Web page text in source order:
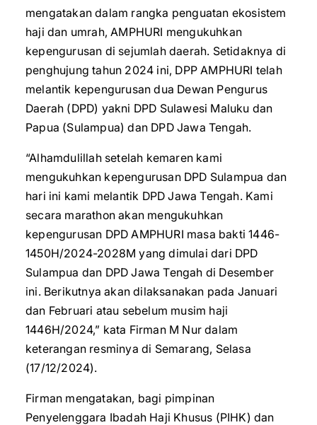
mengatakan dalam rangka penguatan ekosistem
haji dan umrah, AMPHURI mengukuhkan
kepengurusan di sejumlah daerah. Setidaknya di
penghujung tahun 2024 ini, DPP AMPHURI telah
melantik kepengurusan dua Dewan Pengurus
Daerah (DPD) yakni DPD Sulawesi Maluku dan
Papua (Sulampua) dan DPD Jawa Tengah.
“Alhamdulillah setelah kemaren kami
mengukuhkan kepengurusan DPD Sulampua dan
hari ini kami melantik DPD Jawa Tengah. Kami
secara marathon akan mengukuhkan
kepengurusan DPD AMPHURI masa bakti 1446-
1450H/2024-2028M yang dimulai dari DPD
Sulampua dan DPD Jawa Tengah di Desember
ini. Berikutnya akan dilaksanakan pada Januari
dan Februari atau sebelum musim haji
1446H/2024,” kata Firman M Nur dalam
keterangan resminya di Semarang, Selasa
(17/12/2024).
Firman mengatakan, bagi pimpinan
Penyelenggara Ibadah Haji Khusus (PIHK) dan